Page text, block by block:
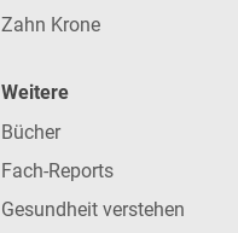
Zahn Krone
Weitere
Bücher
Fach-Reports
Gesundheit verstehen